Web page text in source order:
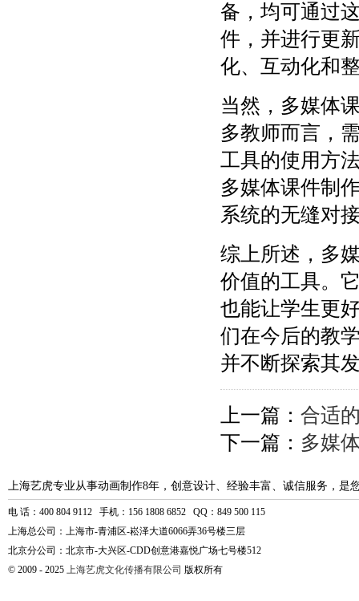
备，均可通过
件，并进行更
化、互动化和
当然，多媒体
多教师而言，
工具的使用方
多媒体课件制
系统的无缝对
综上所述，多
价值的工具。
也能让学生更
们在今后的教
并不断探索其
上一篇： 合适
下一篇： 多媒
上海艺虎专业从事动画制作8年，创意设计、经验丰富、诚信服务，是
电 话：400 804 9112 手机：156 1808 6852 QQ：849 500 115
上海总公司：上海市-青浦区-崧泽大道6066弄36号楼三层
北京分公司：北京市-大兴区-CDD创意港嘉悦广场七号楼512
© 2009 - 2025 上海艺虎文化传播有限公司 版权所有